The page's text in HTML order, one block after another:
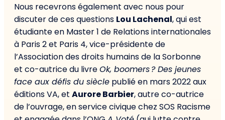
Nous recevrons également avec nous pour
discuter de ces questions Lou Lachenal, qui est
étudiante en Master 1 de Relations internationales
à Paris 2 et Paris 4, vice-présidente de
l’Association des droits humains de la Sorbonne
et co-autrice du livreOk, boomers ? Des jeunes
face aux défis du siècle publié en mars 2022 aux
éditions VA, et Aurore Barbier, autre co-autrice
de l’ouvrage, en service civique chez SOS Racisme